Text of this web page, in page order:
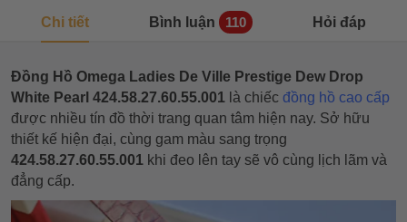
Chi tiết Bình luận 110 Hỏi đáp
Đồng Hồ Omega Ladies De Ville Prestige Dew Drop
White Pearl 424.58.27.60.55.001 là chiếc đồng hồ cao cấp
được nhiều tín đồ thời trang quan tâm hiện nay. Sở hữu
thiết kế hiện đại, cùng gam màu sang trọng
424.58.27.60.55.001 khi đeo lên tay sẽ vô cùng lịch lãm và
đẳng cấp.